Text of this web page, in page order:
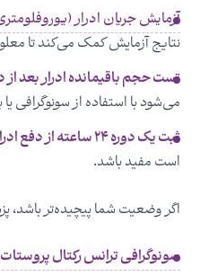
آزمایش جریان ادرار
نتایج آزمایش کمک می‌کند تا
تست حجم باقیمانده ادرار بعد
می‌شود با استفاده از سونوگرافی
ثبت یک دوره ۲۴ ساعته از دفع ادرار:
است مفید باشد.
اگر وضعیت شما پیچیده‌تر باشد،
سونوگرافی ترانس رکتال